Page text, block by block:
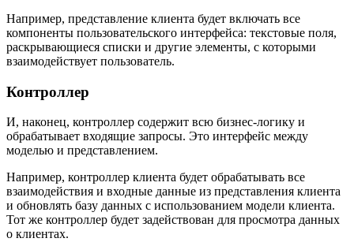
Например, представление клиента будет включать все
компоненты пользовательского интерфейса: текстовые поля,
раскрывающиеся списки и другие элементы, с которыми
взаимодействует пользователь.
Контроллер
И, наконец, контроллер содержит всю бизнес-логику и
обрабатывает входящие запросы. Это интерфейс между
моделью и представлением.
Например, контроллер клиента будет обрабатывать все
взаимодействия и входные данные из представления клиента
и обновлять базу данных с использованием модели клиента.
Тот же контроллер будет задействован для просмотра данных
о клиентах.